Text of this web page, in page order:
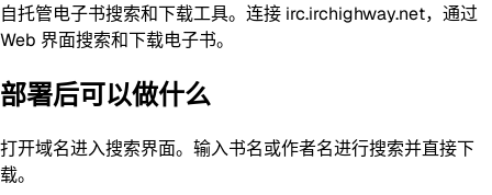
自托管电子书搜索和下载工具。连接 irc.irchighway.net，通过
Web 界面搜索和下载电子书。
部署后可以做什么
打开域名进入搜索界面。输入书名或作者名进行搜索并直接下
载。